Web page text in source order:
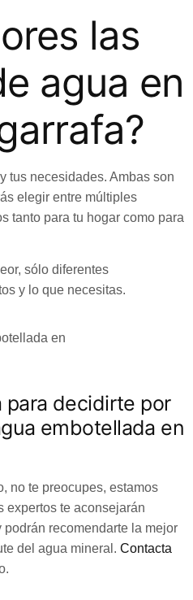
las
agua en
tus necesidades. Ambas son
elegir entre múltiples
tanto para tu hogar como para
sólo diferentes
y lo que necesitas.
para decidirte por
embotellada en
no te preocupes, estamos
expertos te aconsejarán
recomendarte la mejor
del agua mineral. Contacta